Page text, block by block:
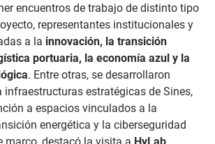
encuentros de trabajo de distinto tipo
representantes institucionales y
a la innovación, la transición
portuaria, la economía azul y la
. Entre otras, se desarrollaron
estratégicas de Sines,
a espacios vinculados a la
energética y la ciberseguridad